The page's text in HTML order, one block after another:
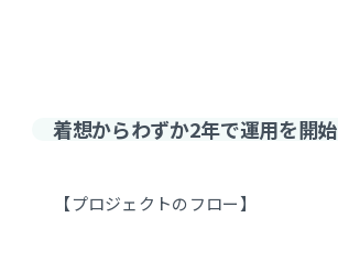
着想からわずか2年で運用を開始
【プロジェクトのフロー】